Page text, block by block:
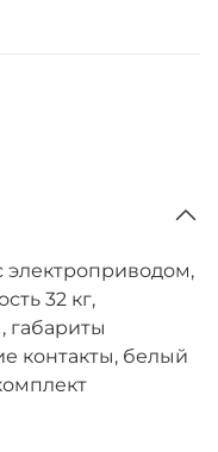
электроприводом,
32 кг,
габариты
контакты, белый